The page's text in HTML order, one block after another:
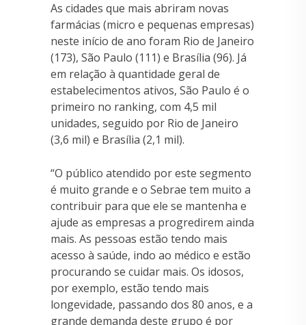
As cidades que mais abriram novas
farmácias (micro e pequenas empresas)
neste início de ano foram Rio de Janeiro
(173), São Paulo (111) e Brasília (96). Já
em relação à quantidade geral de
estabelecimentos ativos, São Paulo é o
primeiro no ranking, com 4,5 mil
unidades, seguido por Rio de Janeiro
(3,6 mil) e Brasília (2,1 mil).
“O público atendido por este segmento
é muito grande e o Sebrae tem muito a
contribuir para que ele se mantenha e
ajude as empresas a progredirem ainda
mais. As pessoas estão tendo mais
acesso à saúde, indo ao médico e estão
procurando se cuidar mais. Os idosos,
por exemplo, estão tendo mais
longevidade, passando dos 80 anos, e a
grande demanda deste grupo é por